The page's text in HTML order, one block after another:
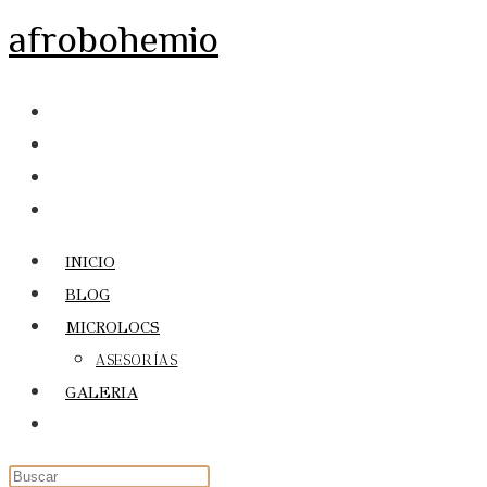
al
afrobohemio
INICIO
BLOG
MICROLOCS
ASESORÍAS
GALERIA